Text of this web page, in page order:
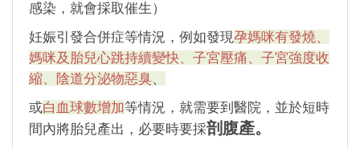
感染，就會採取催生）
妊娠引發合併症等情況，例如發現孕媽咪有發燒、
媽咪及胎兒心跳持續變快、子宮壓痛、子宮強度收
縮、陰道分泌物惡臭
或白血球數增加等情況，就需要到醫院，並於短時
間內將胎兒產出，必要時要採剖腹產。